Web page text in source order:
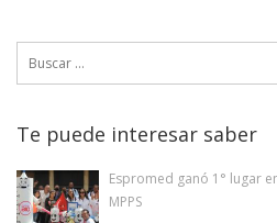
Te puede interesar saber
Espromed ganó 1° lugar
MPPS